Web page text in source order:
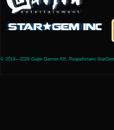
© 2014—2026 Gaijin Games Kft. Разработано